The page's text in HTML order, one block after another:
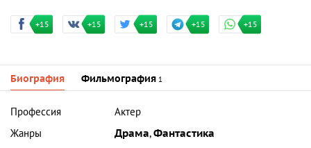
+15 +15 +15 +15 +15
Биография Фильмография 1
Профессия
Актер
Жанры
Драма,Фантастика